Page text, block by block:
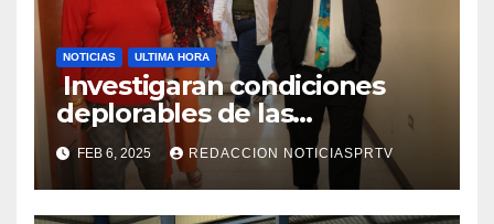
NOTICIAS ULTIMA HORA
Investigaran condiciones
deplorables de las
facilidades el Departamento
de la Salud en Mayagüez
FEB 6, 2025 REDACCION NOTICIASPRTV